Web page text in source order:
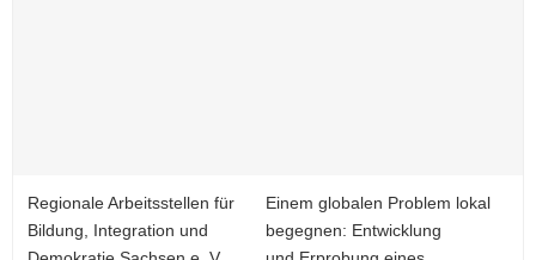
Regionale Arbeitsstellen für
Bildung, Integration und
Einem globalen Problem lokal
begegnen: Entwicklung